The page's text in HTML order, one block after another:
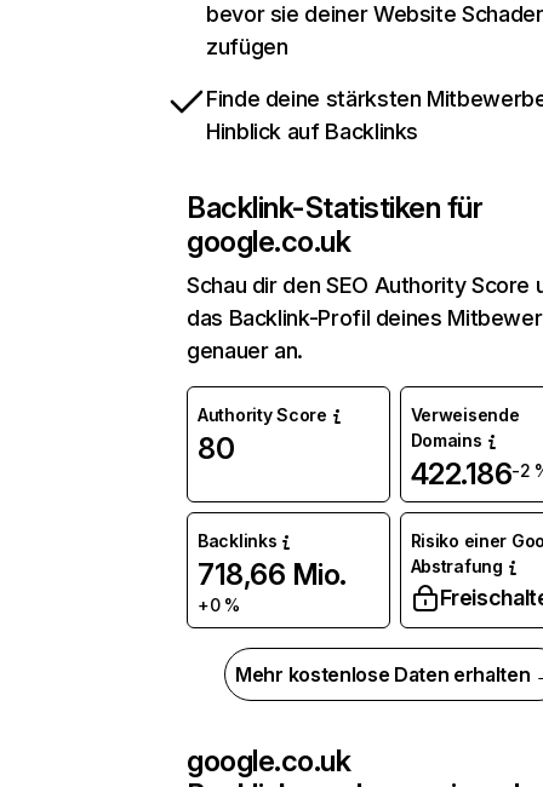
bevor sie deiner Website
zufügen
Finde deine stärksten
Hinblick auf Backlinks
Backlink-Statistiken für
google.co.uk
Schau dir den SEO Authority Score
das Backlink-Profil deines
genauer an.
Authority Score
80
Verweisende
Domains
422.186-2
Backlinks
718,66 Mio.
+0 %
Risiko einer
Abstrafung
Mehr kostenlose Daten erhalten
google.co.uk